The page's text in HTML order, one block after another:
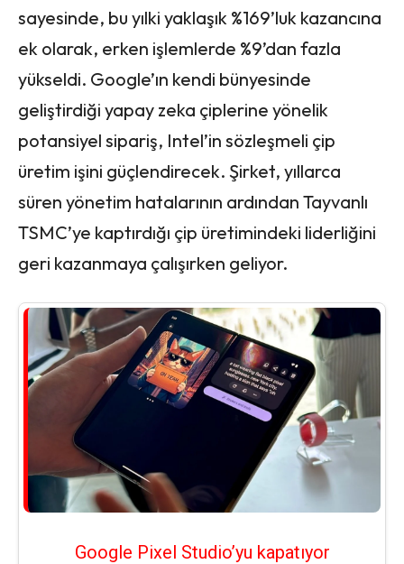
sayesinde, bu yılki yaklaşık %169’luk kazancına
ek olarak, erken işlemlerde %9’dan fazla
yükseldi. Google’ın kendi bünyesinde
geliştirdiği yapay zeka çiplerine yönelik
potansiyel sipariş, Intel’in sözleşmeli çip
üretim işini güçlendirecek. Şirket, yıllarca
süren yönetim hatalarının ardından Tayvanlı
TSMC’ye kaptırdığı çip üretimindeki liderliğini
geri kazanmaya çalışırken geliyor.
Google Pixel Studio’yu kapatıyor